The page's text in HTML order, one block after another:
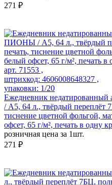
271 ₽
арт. 71553 ,
штрихкод: 4606008648327 ,
упаковки: 1/20
Ежедневник
/ А5, 64 л., твёрдый переплёт
тиснение цветной фольгой,
офсет, 65 г/м², печать в одну
розничная цена за 1шт.
271 ₽